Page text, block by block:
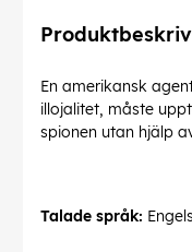
En amerikansk
illojalitet, måste
spionen utan hjälp
Talade språk: